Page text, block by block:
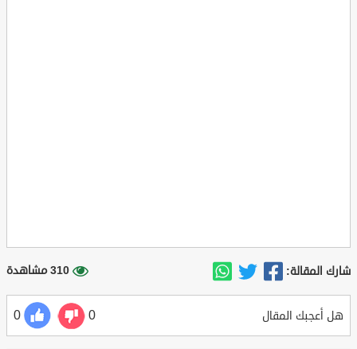
شارك المقالة: 310 مشاهدة
هل أعجبك المقال 0
0